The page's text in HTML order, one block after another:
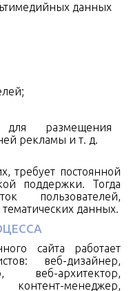
данных
размещения
рекламы и т. д.
требует постоянной
поддержки. Тогда
пользователей,
данных.
сайта работает
веб-дизайнер,
веб-архитектор,
менеджер,